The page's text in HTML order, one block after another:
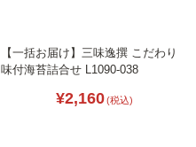
【一括お届け】三味逸撰 こだわり
味付海苔詰合せ L1090-038
¥2,160(税込)